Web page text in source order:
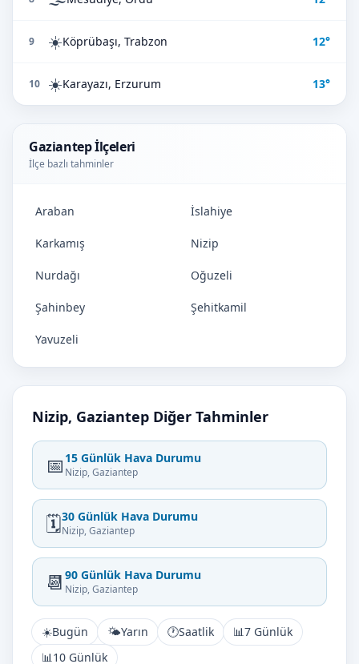
9 ☀️Köprübaşı, Trabzon 12°
10 ☀️Karayazı, Erzurum 13°
Gaziantep İlçeleri
İlçe bazlı tahminler
Araban İslahiye
Karkamış Nizip
Nurdağı Oğuzeli
Şahinbey Şehitkamil
Yavuzeli
Nizip, Gaziantep Diğer Tahminler
📅 15 Günlük Hava Durumu
Nizip, Gaziantep
🗓️30 Günlük Hava Durumu
Nizip, Gaziantep
📆 90 Günlük Hava Durumu
Nizip, Gaziantep
☀️Bugün 🌤️Yarın 🕐Saatlik 📊7 Günlük
📊10 Günlük